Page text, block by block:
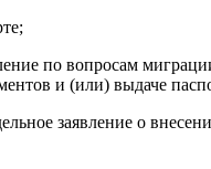
по вопросам
и (или) выдаче
заявление о